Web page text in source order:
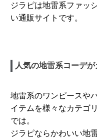
ジラピは地雷系ファッ
い通販サイトです。
人気の地雷系コーデ
地雷系のワンピースや
イテムを様々なカテゴ
では。
ジラピならかわいい地